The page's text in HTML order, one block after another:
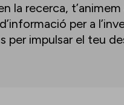
la recerca,
per a
per impulsar el teu